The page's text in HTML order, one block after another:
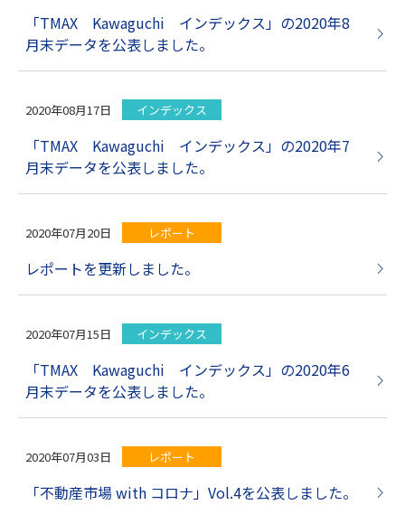
「TMAX Kawaguchi インデックス」の2020年8
月末データを公表しました。
2020年08月17日 インデックス
「TMAX Kawaguchi インデックス」の2020年7
月末データを公表しました。
2020年07月20日 レポート
レポートを更新しました。
2020年07月15日 インデックス
「TMAX Kawaguchi インデックス」の2020年6
月末データを公表しました。
2020年07月03日 レポート
「不動産市場 with コロナ」Vol.4を公表しました。